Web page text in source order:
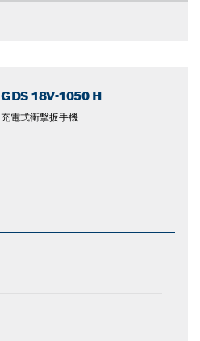
GDS 18V-1050 H
充電式衝擊扳手機